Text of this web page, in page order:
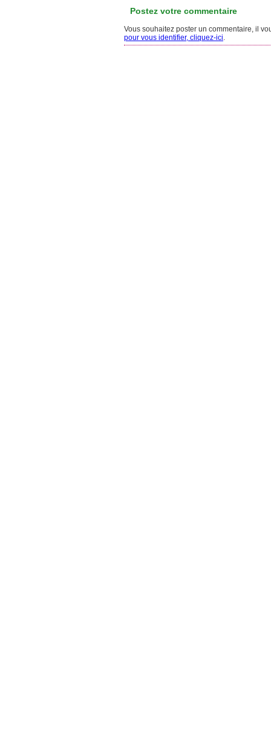
Postez votre commentaire
Vous souhaitez poster un commentaire, il
pour vous identifier, cliquez-ici.